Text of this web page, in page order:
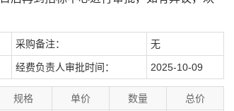
采购备注： 无
经费负责人审批时间： 2025-10-09
规格 单价 数量 总价